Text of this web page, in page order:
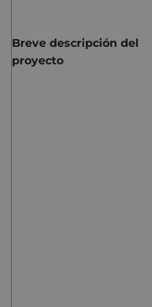
Breve descripción del
proyecto